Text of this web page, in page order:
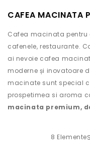
CAFEA MACINATA
Cafea macinata pentru
cafenele, restaurante.
ai nevoie cafea
moderne și inovatoare
macinate sunt special
prospetimea si aroma
macinata premium, de
8 Elemente